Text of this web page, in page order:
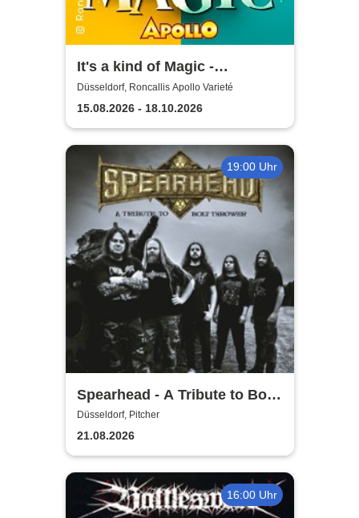
It's a kind of Magic -
Roncalli's Apollo Varieté
Düsseldorf, Roncallis Apollo Varieté
15.08.2026 - 18.10.2026
19:00 Uhr
Spearhead - A Tribute to Bolt
Thrower
Düsseldorf, Pitcher
21.08.2026
16:00 Uhr